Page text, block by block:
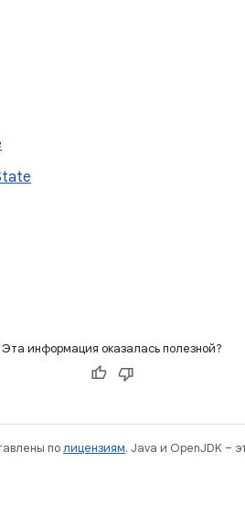
Эта информация оказалась полезной?
полицензиям. Java и OpenJDK –